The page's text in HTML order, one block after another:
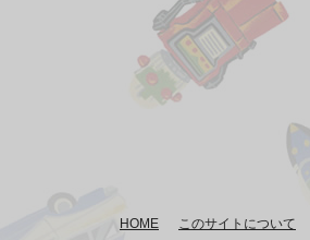
HOME このサイトについて